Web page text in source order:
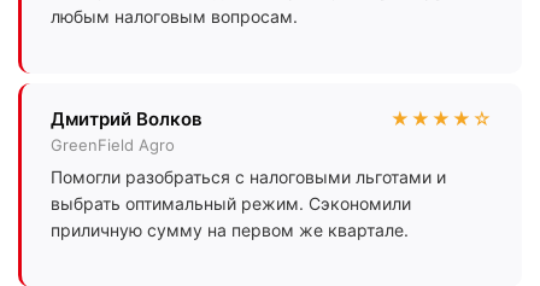
любым налоговым вопросам.
Дмитрий Волков ★★★★☆
GreenField Agro
Помогли разобраться с налоговыми льготами и
выбрать оптимальный режим. Сэкономили
приличную сумму на первом же квартале.